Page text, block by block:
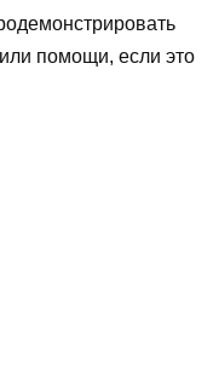
помощи, если это